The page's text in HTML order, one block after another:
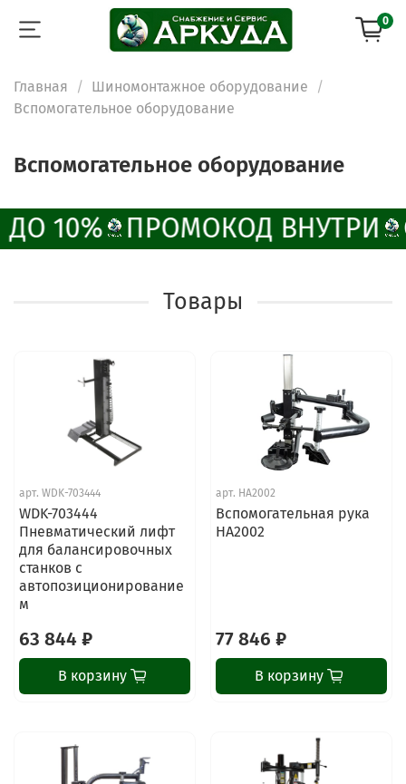
0
Главная
Шиномонтажное оборудование
Вспомогательное оборудование
Вспомогательное оборудование
10% ПРОМОКОД ВНУТРИ
Товары
арт. WDK-703444
WDK-703444
Пневматический лифт
для балансировочных
станков с
автопозиционирование
м
63 844 ₽
В корзину
арт. HA2002
Вспомогательная рука
HA2002
77 846 ₽
В корзину